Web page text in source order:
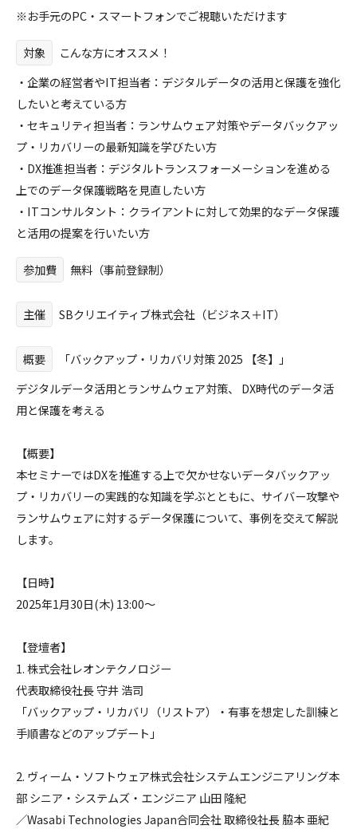
※お手元のPC・スマートフォンでご視聴いただけます
対象
こんな方にオススメ！
・企業の経営者やIT担当者：デジタルデータの活用と保護を強化
したいと考えている方
・セキュリティ担当者：ランサムウェア対策やデータバックアッ
プ・リカバリーの最新知識を学びたい方
・DX推進担当者：デジタルトランスフォーメーションを進める
上でのデータ保護戦略を見直したい方
・ITコンサルタント：クライアントに対して効果的なデータ保護
と活用の提案を行いたい方
参加費 無料（事前登録制）
主催 SBクリエイティブ株式会社（ビジネス＋IT）
概要
「バックアップ・リカバリ対策 2025 【冬】」
デジタルデータ活用とランサムウェア対策、 DX時代のデータ活
用と保護を考える
【概要】
本セミナーではDXを推進する上で欠かせないデータバックアッ
プ・リカバリーの実践的な知識を学ぶとともに、サイバー攻撃や
ランサムウェアに対するデータ保護について、事例を交えて解説
します。
【日時】
2025年1月30日(木) 13:00～
【登壇者】
1. 株式会社レオンテクノロジー
代表取締役社長 守井 浩司
「バックアップ・リカバリ（リストア）・有事を想定した訓練と
手順書などのアップデート」
2. ヴィーム・ソフトウェア株式会社システムエンジニアリング本
部 シニア・システムズ・エンジニア 山田 隆紀
／Wasabi Technologies Japan合同会社 取締役社長 脇本 亜紀